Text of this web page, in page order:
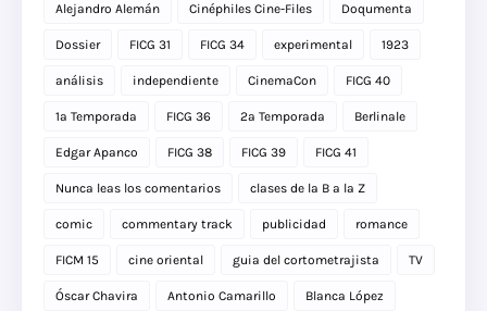
Alejandro Alemán Cinéphiles Cine-Files Doqumenta
Dossier FICG 31 FICG 34 experimental 1923
análisis independiente CinemaCon FICG 40
1a Temporada FICG 36 2a Temporada Berlinale
Edgar Apanco FICG 38 FICG 39 FICG 41
Nunca leas los comentarios clases de la B a la Z
comic commentary track publicidad romance
FICM 15 cine oriental guia del cortometrajista TV
Óscar Chavira Antonio Camarillo Blanca López